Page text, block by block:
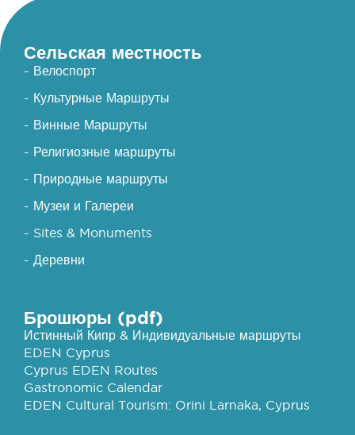
Сельская местность
- Велоспорт
- Культурные Маршруты
- Винные Маршруты
- Религиозные маршруты
- Природные маршруты
- Музеи и Галереи
- Sites & Monuments
- Деревни
Брошюры (pdf)
Истинный Кипр & Индивидуальные маршруты
EDEN Cyprus
Cyprus EDEN Routes
Gastronomic Calendar
EDEN Cultural Tourism: Orini Larnaka, Cyprus